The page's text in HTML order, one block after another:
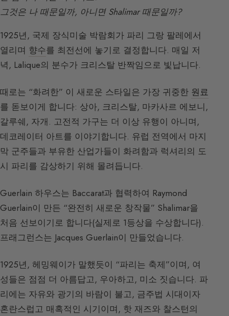
그것은 나 때문일까, 아니면 Shalimar 때문일까?
1925년, 국제 장식미술 박람회가 파리 그랑 팔레에서
열리며 향수를 최전선에 놓기로 결정합니다. 매일 저
녁, Lalique의 분수가 크리스탈 반짝임으로 빛납니다.
때로는 “화려한” 이 새로운 스타일은 가장 귀중한 원료
를 돋보이게 합니다: 상아, 크리스탈, 마카사르 에보니,
갈루쉐, 자개. 고전적 가구는 더 이상 유행이 아니며,
데코레이터 아트를 이야기합니다. 유럽 전역에서 마지
막 군주들과 부유한 산업가들이 화려함과 럭셔리의 도
시 파리를 감상하기 위해 몰려듭니다.
Guerlain 하우스는 Baccarat과 협력하여 Raymond
Guerlain이 만든 “완전히 새로운 창작물” Shalimar을
처음 선보이기로 합니다(실제로 1등상을 수상합니다).
프래그런스는 Jacques Guerlain이 만들었습니다.
1925년, 헤밍웨이가 말했듯이 “파리는 축제”이며, 여
성들은 점점 더 아름답고, 우아하고, 미소 짓습니다. 파
리에는 자유와 광기의 바람이 불고, 금주법 시대이자
혼란스럽고 매혹적인 시기이며, 핫 재즈와 찰스턴의